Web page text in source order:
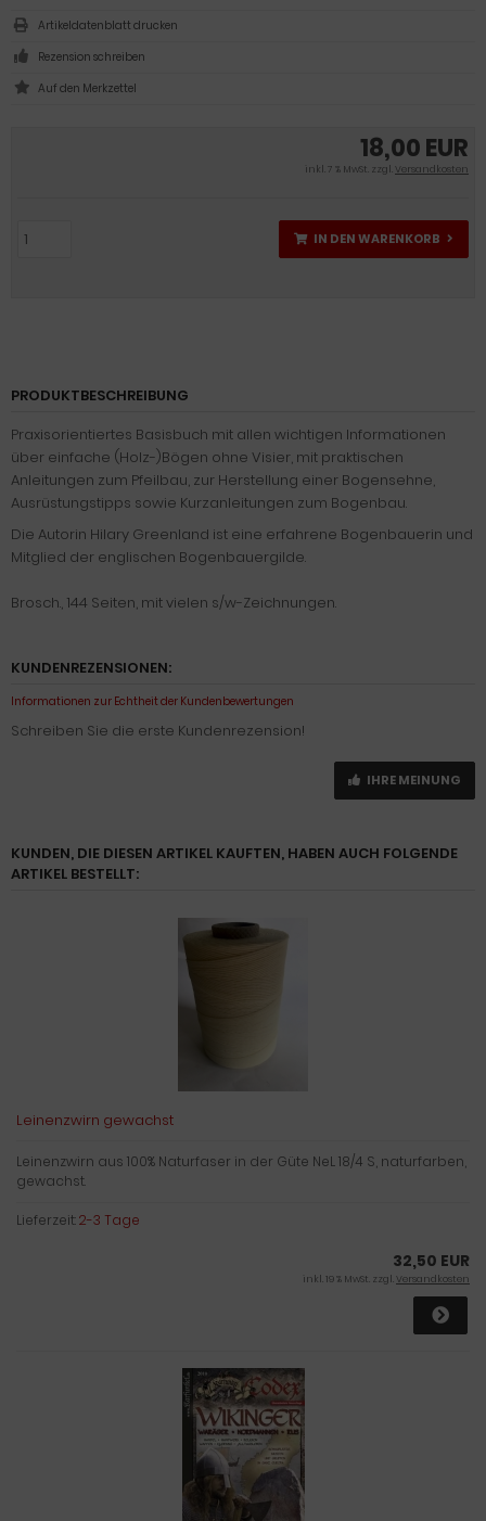
18,00 EUR
inkl. 7 % MwSt. zzgl.Versandkosten
IN DEN WARENKORB
Artikeldatenblatt drucken
Rezension schreiben
PRODUKTBESCHREIBUNG
Praxisorientiertes Basisbuch mit allen wichtigen Informationen
über einfache (Holz-)Bögen ohne Visier, mit praktischen
Anleitungen zum Pfeilbau, zur Herstellung einer Bogensehne,
Ausrüstungstipps sowie Kurzanleitungen zum Bogenbau.
Die Autorin Hilary Greenland ist eine erfahrene Bogenbauerin und
Mitglied der englischen Bogenbauergilde.
Brosch., 144 Seiten, mit vielen s/w-Zeichnungen.
KUNDENREZENSIONEN:
Informationen zur Echtheit der Kundenbewertungen
Schreiben Sie die erste Kundenrezension!
IHRE MEINUNG
KUNDEN, DIE DIESEN ARTIKEL KAUFTEN, HABEN AUCH FOLGENDE
ARTIKEL BESTELLT:
Leinenzwirn gewachst
Leinenzwirn aus 100% Naturfaser in der Güte NeL 18/4 S, naturfarben,
gewachst.
Lieferzeit:2-3 Tage
32,50 EUR
inkl. 19 % MwSt. zzgl.Versandkosten